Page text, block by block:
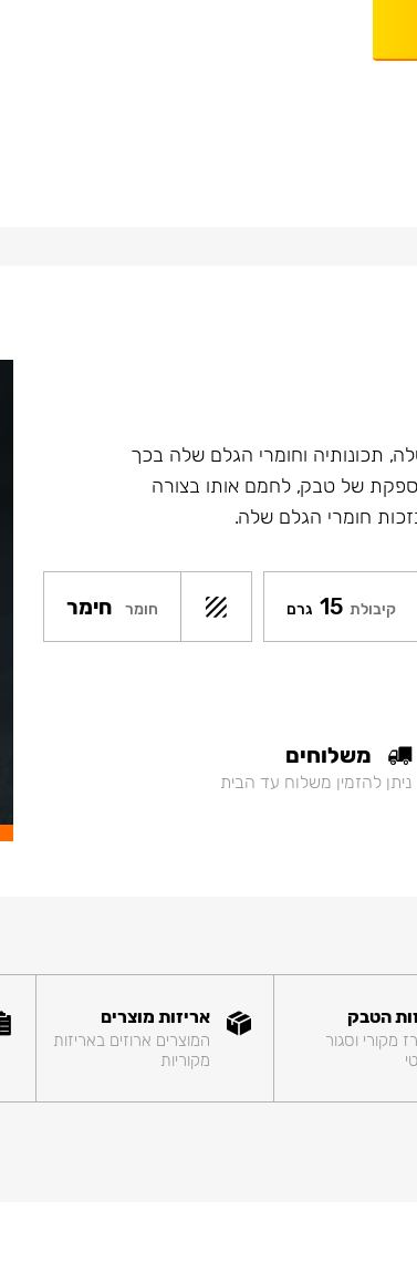
תכונותיה וחומרי הגלם שלה בכך
של טבק, לחמם אותו בצורה
חומרי הגלם שלה.
קיבולת 15 גרם חומר חימר
משלוחים
ניתן להזמין משלוח עד הבית
הטבק
מקורי וסגור
אריזות מוצרים
המוצרים ארוזים באריזות
מקוריות